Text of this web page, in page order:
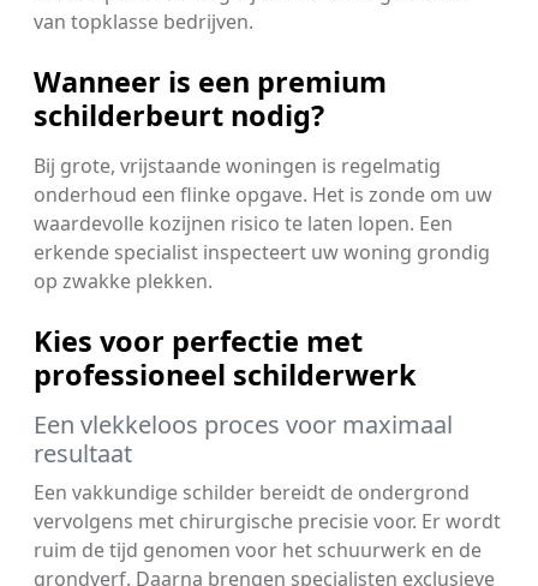
van topklasse bedrijven.
Wanneer is een premium
schilderbeurt nodig?
Bij grote, vrijstaande woningen is regelmatig
onderhoud een flinke opgave. Het is zonde om uw
waardevolle kozijnen risico te laten lopen. Een
erkende specialist inspecteert uw woning grondig
op zwakke plekken.
Kies voor perfectie met
professioneel schilderwerk
Een vlekkeloos proces voor maximaal
resultaat
Een vakkundige schilder bereidt de ondergrond
vervolgens met chirurgische precisie voor. Er wordt
ruim de tijd genomen voor het schuurwerk en de
grondverf. Daarna brengen specialisten exclusieve